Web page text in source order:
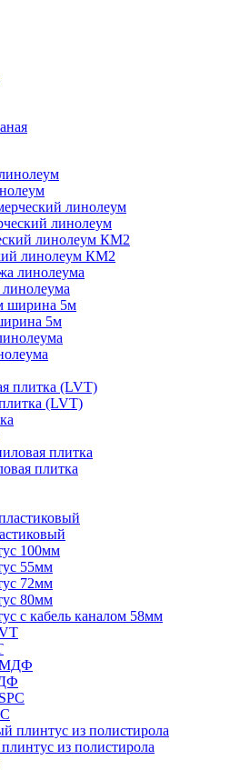
линолеум
линолеум КМ2
5м
(LVT)
плитка
100мм
55мм
72мм
80мм
с кабель каналом 58мм
из полистирола